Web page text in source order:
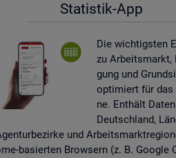
Sta­tis­tik-App
Die wich­tigs­ten
zu
gung und
op­ti­miert für
ne. Ent­hält
Deutsch­land,
und
ba­sier­ten Brow­sern (z. B. Goog­le